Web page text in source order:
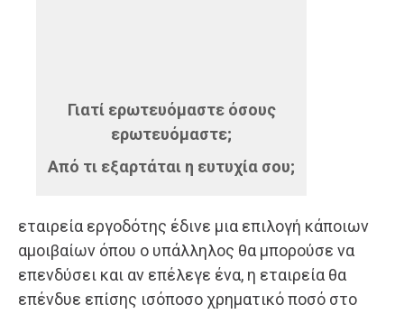
Γιατί ερωτευόμαστε όσους
ερωτευόμαστε;
Από τι εξαρτάται η ευτυχία σου;
εταιρεία εργοδότης έδινε μια επιλογή κάποιων
αμοιβαίων όπου ο υπάλληλος θα μπορούσε να
επενδύσει και αν επέλεγε ένα, η εταιρεία θα
επένδυε επίσης ισόποσο χρηματικό ποσό στο